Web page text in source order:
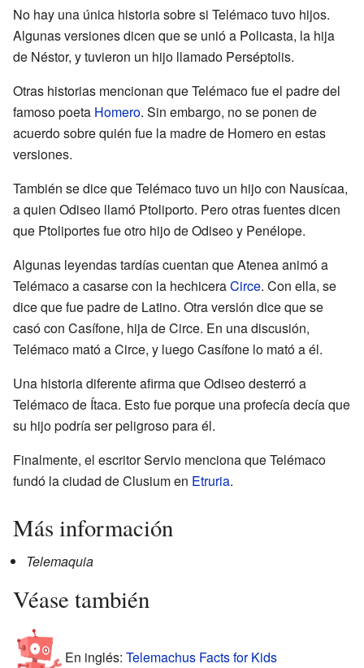
No hay una única historia sobre si Telémaco tuvo hijos.
Algunas versiones dicen que se unió a Policasta, la hija
de Néstor, y tuvieron un hijo llamado Perséptolis.
Otras historias mencionan que Telémaco fue el padre del
famoso poeta Homero. Sin embargo, no se ponen de
acuerdo sobre quién fue la madre de Homero en estas
versiones.
También se dice que Telémaco tuvo un hijo con Nausícaa,
a quien Odiseo llamó Ptoliporto. Pero otras fuentes dicen
que Ptoliportes fue otro hijo de Odiseo y Penélope.
Algunas leyendas tardías cuentan que Atenea animó a
Telémaco a casarse con la hechiceraCirce. Con ella, se
dice que fue padre de Latino. Otra versión dice que se
casó con Casífone, hija de Circe. En una discusión,
Telémaco mató a Circe, y luego Casífone lo mató a él.
Una historia diferente afirma que Odiseo desterró a
Telémaco de Ítaca. Esto fue porque una profecía decía que
su hijo podría ser peligroso para él.
Finalmente, el escritor Servio menciona que Telémaco
fundó la ciudad de Clusium en Etruria.
Más información
Telemaquia
Véase también
En inglés: Telemachus Facts for Kids